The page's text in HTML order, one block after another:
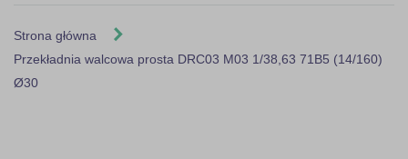
Strona główna
Przekładnia walcowa prosta DRC03 M03 1/38,63 71B5 (14/160)
Ø30